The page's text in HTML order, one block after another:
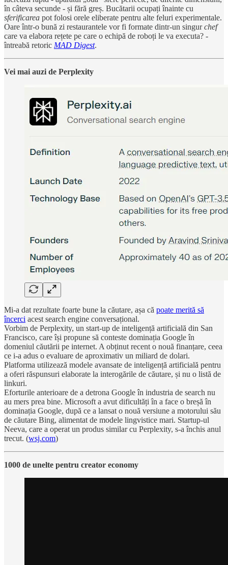
în câteva secunde - și fără greș. Bucătarii ocupați înainte cu
sferificarea pot folosi orele eliberate pentru alte feluri experimentale.
Oare într-o bună zi restaurantele vor fi formate dintr-un singurchef
care va elabora rețete pe care o echipă de roboți le va executa? -
întreabă retoric MAD Digest.
Vei mai auzi de Perplexity
Mi-a dat rezultate foarte bune la căutare, așa că poate merită să
încerci acest search engine conversațional.
Vorbim de Perplexity, un start-up de inteligență artificială din San
Francisco, care își propune să conteste dominația Google în
domeniul căutării pe internet. A obținut recent o nouă finanțare, ceea
ce i-a adus o evaluare de aproximativ un miliard de dolari.
Platforma utilizează modele avansate de inteligență artificială pentru
a oferi răspunsuri elaborate la interogările de căutare, și nu o listă de
linkuri.
Eforturile anterioare de a detrona Google în industria de search nu
au mers prea bine. Microsoft a avut dificultăți în a face o breșă în
dominația Google, după ce a lansat o nouă versiune a motorului său
de căutare Bing, alimentat de modele lingvistice mari. Startup-ul
Neeva, care a operat un produs similar cu Perplexity, s-a închis anul
trecut. (wsj.com)
1000 de unelte pentru creator economy